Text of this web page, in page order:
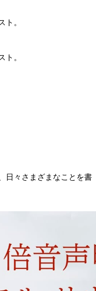
ト。
ト。
日々さまざまなことを書